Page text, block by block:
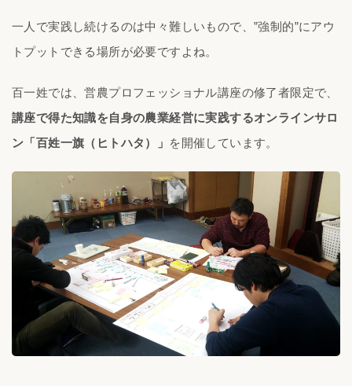
一人で実践し続けるのは中々難しいもので、”強制的”にアウ
トプットできる場所が必要ですよね。
百一姓では、営農プロフェッショナル講座の修了者限定で、
講座で得た知識を自身の農業経営に実践するオンラインサロ
ン「百姓一旗（ヒトハタ）」 を開催しています。